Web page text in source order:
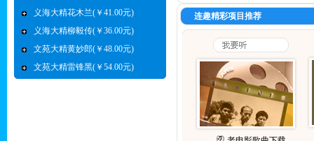
义海大精花木兰(￥41.00元)
义海大精柳毅传(￥36.00元)
文苑大精黄妙郎(￥48.00元)
文苑大精雷锋黑(￥54.00元)
连趣精彩项目推荐